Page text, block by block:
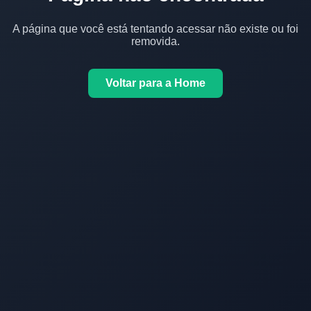
A página que você está tentando acessar não existe ou foi
removida.
Voltar para a Home